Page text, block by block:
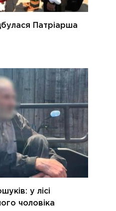
Патріарша
у лісі
чоловіка